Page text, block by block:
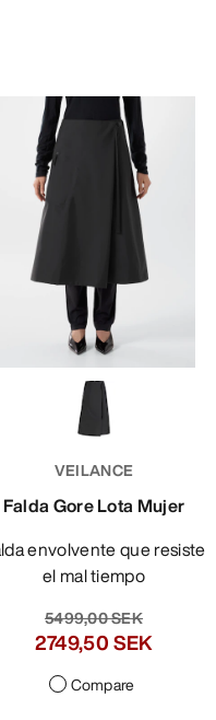
VEILANCE
Falda Gore Lota Mujer
el mal tiempo
5499,00 SEK
2749,50 SEK
Compare